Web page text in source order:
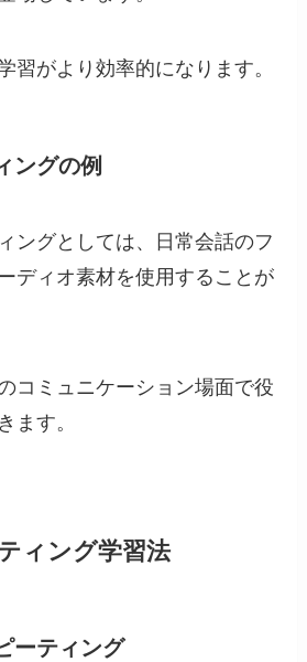
習がより効率的になります。
ングの例
ングとしては、日常会話のフ
ディオ素材を使用することが
コミュニケーション場面で役
ます。
ィング学習法
ーティング